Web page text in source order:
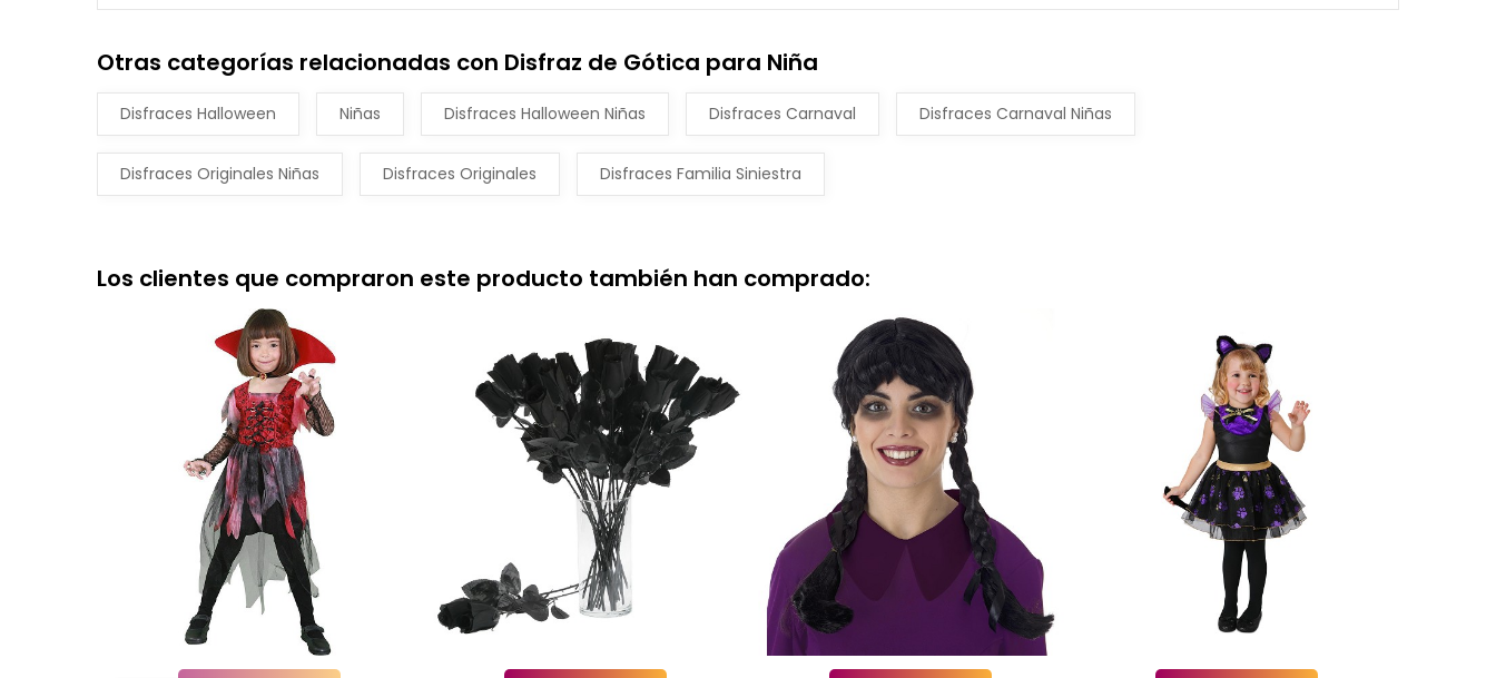
Otras categorías relacionadas con Disfraz de Gótica para Niña
Disfraces Halloween Niñas Disfraces Halloween Niñas Disfraces Carnaval Disfraces Carnaval Niñas
Disfraces Originales Niñas Disfraces Originales Disfraces Familia Siniestra
Los clientes que compraron este producto también han comprado: